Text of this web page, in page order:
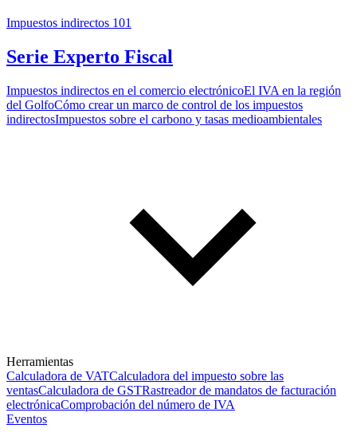
Impuestos indirectos 101
Serie Experto Fiscal
Impuestos indirectos en el comercio electrónicoEl IVA en la región
del GolfoCómo crear un marco de control de los impuestos
indirectosImpuestos sobre el carbono y tasas medioambientales
Herramientas
Calculadora de VATCalculadora del impuesto sobre las
ventasCalculadora de GSTRastreador de mandatos de facturación
electrónicaComprobación del número de IVA
Eventos